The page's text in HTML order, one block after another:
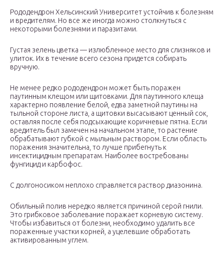
Рододендрон Хельсинский Университет устойчив к болезням
и вредителям. Но все же иногда можно столкнуться с
некоторыми болезнями и паразитами.
Густая зелень цветка — излюбленное место для слизняков и
улиток. Их в течение всего сезона придется собирать
вручную.
Не менее редко рододендрон может быть поражен
паутинным клещом или щитовками. Для паутинного клеща
характерно появление белой, едва заметной паутины на
тыльной стороне листа, а щитовки высасывают ценный сок,
оставляя после себя подсыхающие коричневые пятна. Если
вредитель был замечен на начальном этапе, то растение
обрабатывают губкой с мыльным раствором. Если область
поражения значительна, то лучше прибегнуть к
инсектицидным препаратам. Наиболее востребованы
фунгицид и карбофос.
С долгоносиком неплохо справляется раствор диазонина.
Обильный полив нередко является причиной серой гнили.
Это грибковое заболевание поражает корневую систему.
Чтобы избавиться от болезни, необходимо удалить все
пораженные участки корней, а уцелевшие обработать
активированным углем.